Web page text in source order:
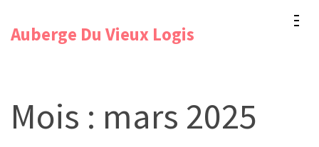
Auberge Du Vieux Logis
Mois : mars 2025